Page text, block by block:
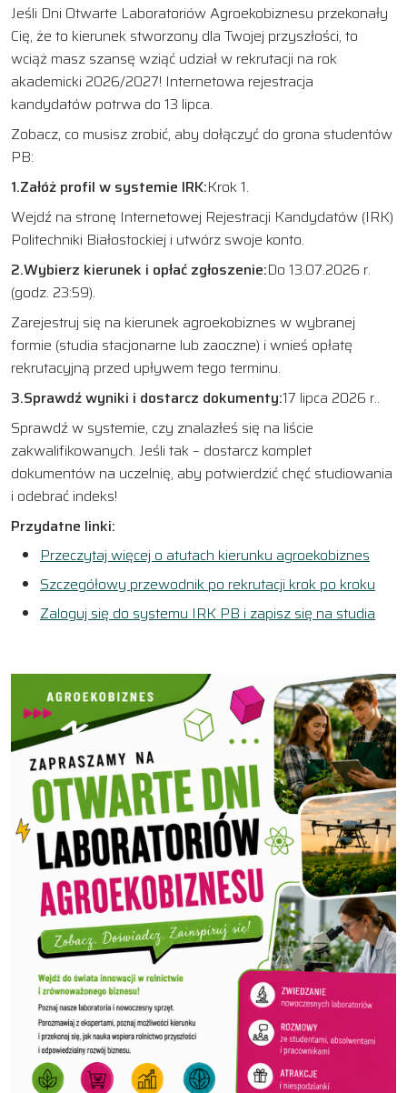
Jeśli Dni Otwarte Laboratoriów Agroekobiznesu przekonały
Cię, że to kierunek stworzony dla Twojej przyszłości, to
wciąż masz szansę wziąć udział w rekrutacji na rok
akademicki 2026/2027! Internetowa rejestracja
kandydatów potrwa do 13 lipca.
Zobacz, co musisz zrobić, aby dołączyć do grona studentów
PB:
1.Załóż profil w systemie IRK:Krok 1.
Wejdź na stronę Internetowej Rejestracji Kandydatów (IRK)
Politechniki Białostockiej i utwórz swoje konto.
2.Wybierz kierunek i opłać zgłoszenie:Do 13.07.2026 r.
(godz. 23:59).
Zarejestruj się na kierunek agroekobiznes w wybranej
formie (studia stacjonarne lub zaoczne) i wnieś opłatę
rekrutacyjną przed upływem tego terminu.
3.Sprawdź wyniki i dostarcz dokumenty:17 lipca 2026 r..
Sprawdź w systemie, czy znalazłeś się na liście
zakwalifikowanych. Jeśli tak – dostarcz komplet
dokumentów na uczelnię, aby potwierdzić chęć studiowania
i odebrać indeks!
Przydatne linki:
Przeczytaj więcej o atutach kierunku agroekobiznes
Szczegółowy przewodnik po rekrutacji krok po kroku
Zaloguj się do systemu IRK PB i zapisz się na studia